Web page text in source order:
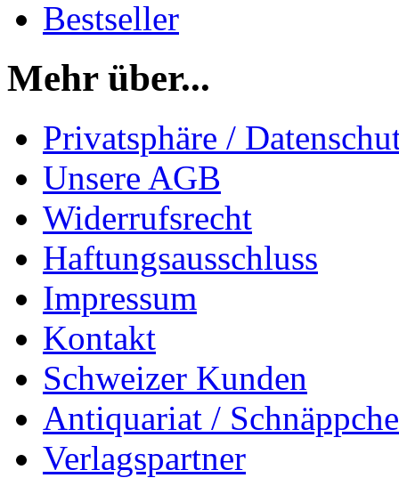
Bestseller
Mehr über...
Privatsphäre /
Unsere AGB
Widerrufsrecht
Haftungsausschluss
Impressum
Kontakt
Schweizer Kunden
Antiquariat /
Verlagspartner